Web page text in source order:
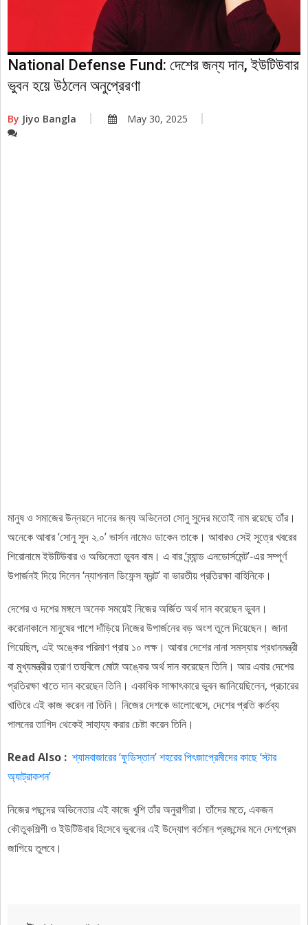
National Defense Fund: দেশের জন্য দান, ইউটিউবার
ভুবন হয়ে উঠলেন অনুপ্রেরণা
By Jiyo Bangla May 30, 2025
মানুষ ও সমাজের উন্নয়নে দানের জন্য অভিনেতা সোনু সুদের মতোই নাম রয়েছে তাঁর।
অনেকে আবার ‘সোনু সুদ ২.০’ ভার্সন নামেও ডাকেন তাকে। আবারও সেই সূত্রে খবরের
শিরোনামে ইউটিউবার ও অভিনেতা ভুবন বাম। এ বার ‘ব্র্যান্ড এনডোর্সমেন্ট’-এর সম্পূর্ণ
উপার্জনই দিয়ে দিলেন ‘ন্যাশনাল ডিফেন্স ফ্রন্ট’ বা ভারতীয় প্রতিরক্ষা বাহিনিকে।
দেশের ও দশের মঙ্গলে অনেক সময়েই নিজের অর্জিত অর্থ দান করেছেন ভুবন।
করোনাকালে মানুষের পাশে দাঁড়িয়ে নিজের উপার্জনের বড় অংশ তুলে দিয়েছেন। জানা
গিয়েছিল, এই অঙ্কের পরিমাণ প্রায় ১০ লক্ষ। আবার দেশের নানা সমস্যায় প্রধানমন্ত্রী
বা মুখ্যমন্ত্রীর ত্রাণ তহবিলে মোটা অঙ্কের অর্থ দান করেছেন তিনি। আর এবার দেশের
প্রতিরক্ষা খাতে দান করেছেন তিনি। একাধিক সাক্ষাৎকারে ভুবন জানিয়েছিলেন, প্রচারের
খাতিরে এই কাজ করেন না তিনি। নিজের দেশকে ভালোবেসে, দেশের প্রতি কর্তব্য
পালনের তাগিদ থেকেই সাহায্য করার চেষ্টা করেন তিনি।
Read Also : শ্যামবাজারের ‘ফুডিস্তান’ শহরের পিৎজাপ্রেমীদের কাছে ‘স্টার
অ্যাট্রাকশন’
নিজের পছন্দের অভিনেতার এই কাজে খুশি তাঁর অনুরাগীরা। তাঁদের মতে, একজন
কৌতুকশিল্পী ও ইউটিউবার হিসেবে ভুবনের এই উদ্যোগ বর্তমান প্রজন্মের মনে দেশপ্রেম
জাগিয়ে তুলবে।